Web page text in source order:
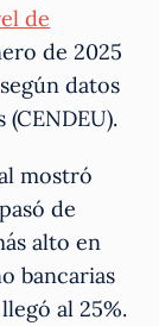
de
de 2025
datos
mostró
de
alto en
bancarias
al 25%.